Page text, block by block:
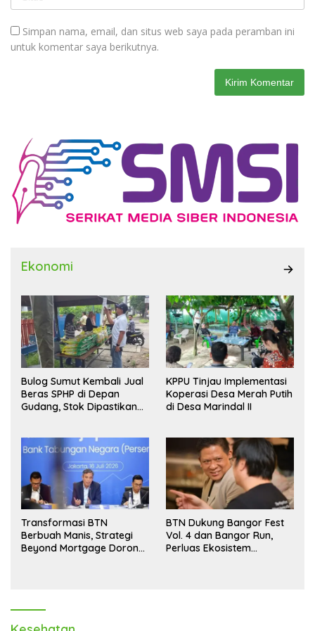
Simpan nama, email, dan situs web saya pada peramban ini
untuk komentar saya berikutnya.
Ekonomi
Bulog Sumut Kembali Jual
Beras SPHP di Depan
Gudang, Stok Dipastikan
KPPU Tinjau Implementasi
Koperasi Desa Merah Putih
di Desa Marindal II
Transformasi BTN
Berbuah Manis, Strategi
Beyond Mortgage Dorong
BTN Dukung Bangor Fest
Vol. 4 dan Bangor Run,
Perluas Ekosistem